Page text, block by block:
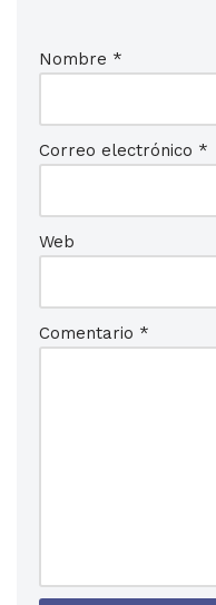
Nombre *
Correo electrónico *
Web
Comentario *